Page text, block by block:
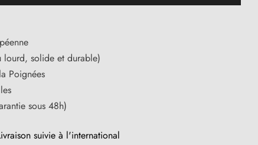
lourd, solide et durable)
Poignées
sous 48h)
suivie à l'international